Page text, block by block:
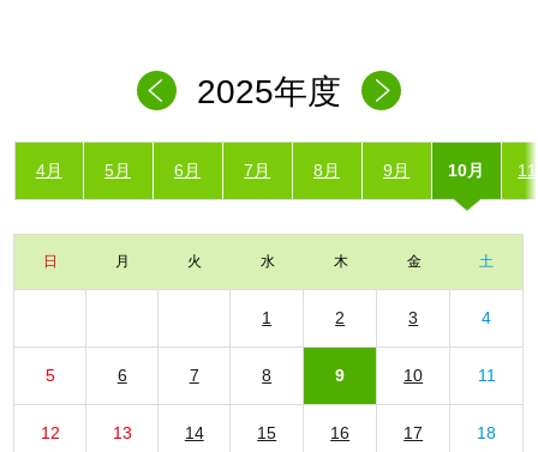
2025年度
4月 5月 6月 7月 8月 9月 10月
日 月 火 水 木 金 土
1 2 3 4
5 6 7 8 9 10 11
12 13 14 15 16 17 18